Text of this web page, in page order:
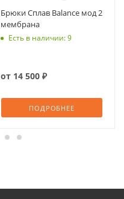
Брюки Сплав Balance мод 2
мембрана
Есть в наличии: 9
от 14 500 ₽
ПОДРОБНЕЕ